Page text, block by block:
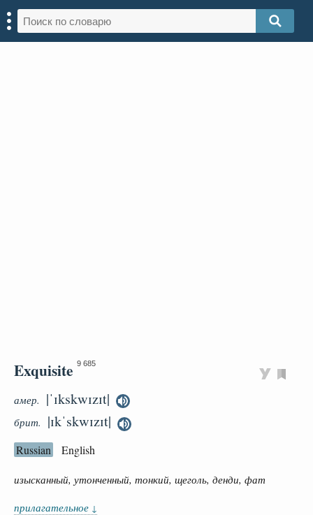
Exquisite 9 685
амер. |ˈɪkskwɪzɪt|
брит. |ɪkˈskwɪzɪt|
Russian English
изысканный, утонченный, тонкий, щеголь, денди, фат
прилагательное ↓